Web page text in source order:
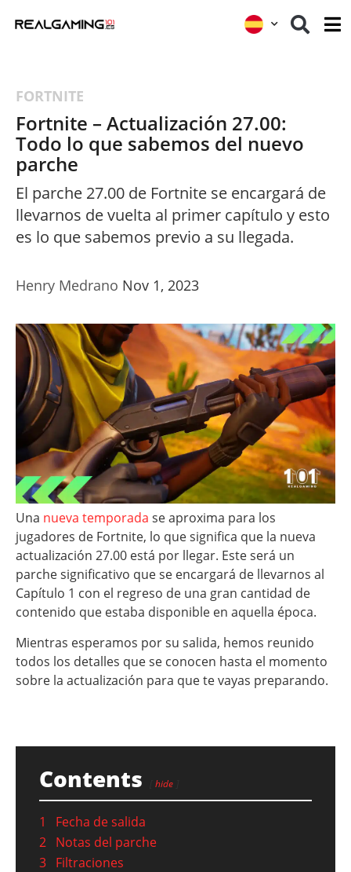
FORTNITE
Fortnite – Actualización 27.00:
Todo lo que sabemos del nuevo
parche
El parche 27.00 de Fortnite se encargará de
llevarnos de vuelta al primer capítulo y esto
es lo que sabemos previo a su llegada.
Henry Medrano Nov 1, 2023
Una nueva temporada se aproxima para los
jugadores de Fortnite, lo que significa que la nueva
actualización 27.00 está por llegar. Este será un
parche significativo que se encargará de llevarnos al
Capítulo 1 con el regreso de una gran cantidad de
contenido que estaba disponible en aquella época.
Mientras esperamos por su salida, hemos reunido
todos los detalles que se conocen hasta el momento
sobre la actualización para que te vayas preparando.
Contents hide
1
Fecha de salida
2 Notas del parche
3 Filtraciones